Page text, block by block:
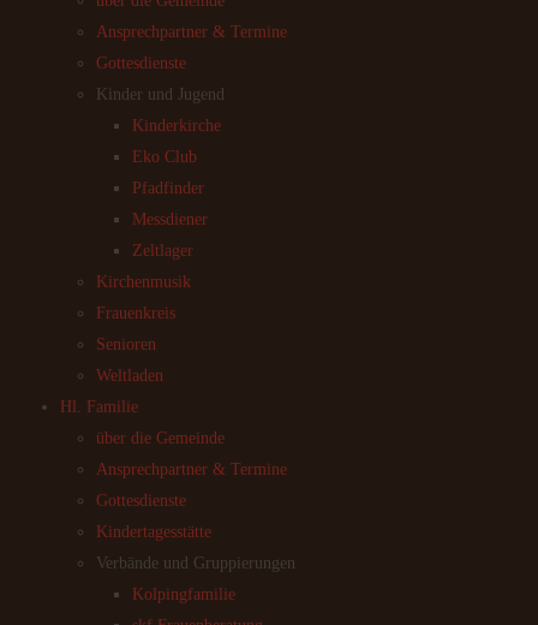
Ansprechpartner & Termine
Gottesdienste
Kinder und Jugend
Kinderkirche
Eko Club
Pfadfinder
Messdiener
Zeltlager
Kirchenmusik
Frauenkreis
Senioren
Weltladen
Hl. Familie
über die Gemeinde
Ansprechpartner & Termine
Gottesdienste
Kindertagesstätte
Verbände und Gruppierungen
Kolpingfamilie